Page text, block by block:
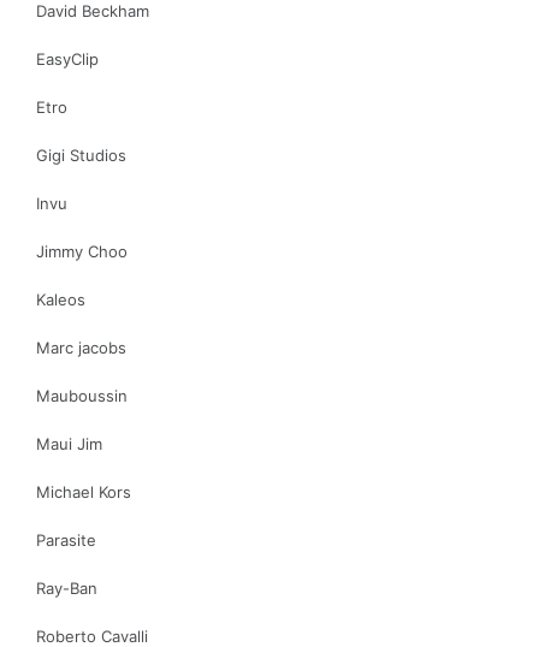
David Beckham
EasyClip
Etro
Gigi Studios
Invu
Jimmy Choo
Kaleos
Marc jacobs
Mauboussin
Maui Jim
Michael Kors
Parasite
Ray-Ban
Roberto Cavalli